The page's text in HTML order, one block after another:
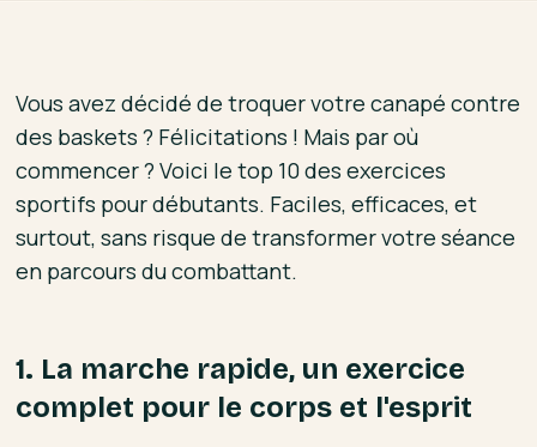
Vous avez décidé de troquer votre canapé contre
des baskets ? Félicitations ! Mais par où
commencer ? Voici le top 10 des exercices
sportifs pour débutants. Faciles, efficaces, et
surtout, sans risque de transformer votre séance
en parcours du combattant.
1. La marche rapide, un exercice
complet pour le corps et l'esprit